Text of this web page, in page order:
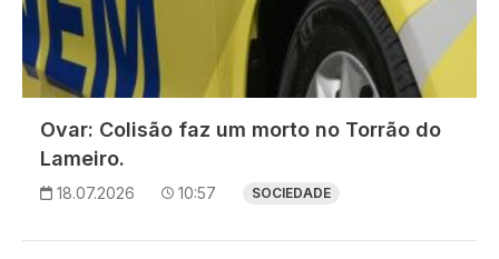
Ovar: Colisão faz um morto no Torrão do
Lameiro.
18.07.2026 10:57 SOCIEDADE